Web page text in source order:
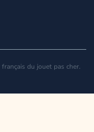
du jouet pas cher.